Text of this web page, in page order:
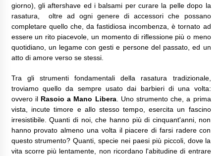
giorno), gli aftershave ed i balsami per curare la pelle dopo la
rasatura, oltre ad ogni genere di accessori che possano
completare quello che, da fastidiosa incombenza, è tornato ad
essere un rito piacevole, un momento di riflessione più o meno
quotidiano, un legame con gesti e persone del passato, ed un
atto di amore verso se stessi.
Tra gli strumenti fondamentali della rasatura tradizionale,
troviamo quello da sempre usato dai barbieri di una volta:
ovvero il Rasoio a Mano Libera. Uno strumento che, a prima
vista, incute timore e allo stesso tempo, esercita un fascino
irresistibile. Quanti di noi, che hanno più di cinquant'anni, non
hanno provato almeno una volta il piacere di farsi radere con
questo strumento? Quanti, specie nei paesi più piccoli, dove la
vita scorre più lentamente, non ricordano l'abitudine di entrare